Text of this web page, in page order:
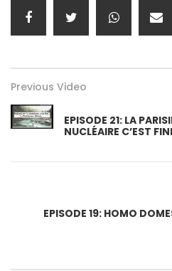
Previous Video
EPISODE 21: LA
NUCLÉAIRE C’EST FINI
EPISODE 19: HOMO